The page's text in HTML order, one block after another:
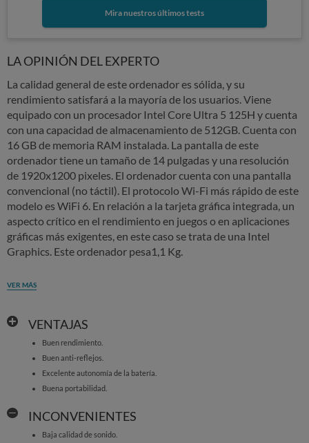
Mira nuestros últimos tests
LA OPINIÓN DEL EXPERTO
La calidad general de este ordenador es sólida, y su
rendimiento satisfará a la mayoría de los usuarios. Viene
equipado con un procesador Intel Core Ultra 5 125H y cuenta
con una capacidad de almacenamiento de 512GB. Cuenta con
16 GB de memoria RAM instalada. La pantalla de este
ordenador tiene un tamaño de 14 pulgadas y una resolución
de 1920x1200 pixeles. El ordenador cuenta con una pantalla
convencional (no táctil). El protocolo Wi-Fi más rápido de este
modelo es WiFi 6. En relación a la tarjeta gráfica integrada, un
aspecto crítico en el rendimiento en juegos o en aplicaciones
gráficas más exigentes, en este caso se trata de una Intel
Graphics. Este ordenador pesa1,1 Kg.
VER MÁS
VENTAJAS
Buen rendimiento.
Buen anti-reflejos.
Excelente autonomía de la batería.
Buena portabilidad.
INCONVENIENTES
Baja calidad de sonido.